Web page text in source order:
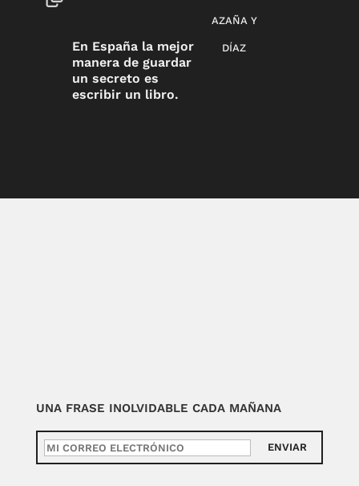
En España la mejor
manera de guardar
un secreto es
escribir un libro.
AZAÑA Y
DÍAZ
UNA FRASE INOLVIDABLE CADA MAÑANA
ENVIAR